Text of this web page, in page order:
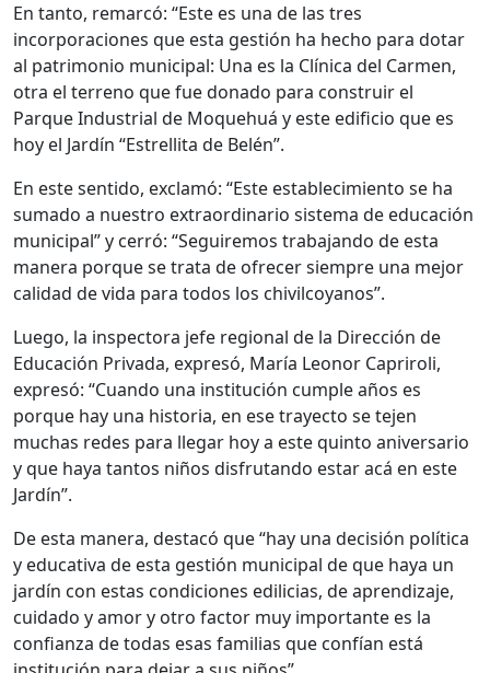
En tanto, remarcó: “Este es una de las tres
incorporaciones que esta gestión ha hecho para dotar
al patrimonio municipal: Una es la Clínica del Carmen,
otra el terreno que fue donado para construir el
Parque Industrial de Moquehuá y este edificio que es
hoy el Jardín “Estrellita de Belén”.
En este sentido, exclamó: “Este establecimiento se ha
sumado a nuestro extraordinario sistema de educación
municipal” y cerró: “Seguiremos trabajando de esta
manera porque se trata de ofrecer siempre una mejor
calidad de vida para todos los chivilcoyanos”.
Luego, la inspectora jefe regional de la Dirección de
Educación Privada, expresó, María Leonor Capriroli,
expresó: “Cuando una institución cumple años es
porque hay una historia, en ese trayecto se tejen
muchas redes para llegar hoy a este quinto aniversario
y que haya tantos niños disfrutando estar acá en este
Jardín”.
De esta manera, destacó que “hay una decisión política
y educativa de esta gestión municipal de que haya un
jardín con estas condiciones edilicias, de aprendizaje,
cuidado y amor y otro factor muy importante es la
confianza de todas esas familias que confían está